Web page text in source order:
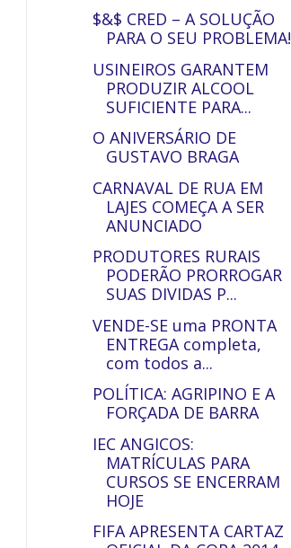
$&$ CRED – A SOLUÇÃO
PARA O SEU PROBLEMA!
USINEIROS GARANTEM
PRODUZIR ALCOOL
SUFICIENTE PARA...
O ANIVERSÁRIO DE
GUSTAVO BRAGA
CARNAVAL DE RUA EM
LAJES COMEÇA A SER
ANUNCIADO
PRODUTORES RURAIS
PODERÃO PRORROGAR
SUAS DIVIDAS P...
VENDE-SE uma PRONTA
ENTREGA completa,
com todos a...
POLÍTICA: AGRIPINO E A
FORÇADA DE BARRA
IEC ANGICOS:
MATRÍCULAS PARA
CURSOS SE ENCERRAM
HOJE
FIFA APRESENTA CARTAZ